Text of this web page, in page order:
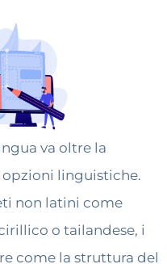
va oltre la
linguistiche.
non latini come
o tailandese, i
come la struttura del